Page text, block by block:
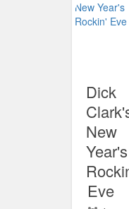
Dick
New
Year's
Eve